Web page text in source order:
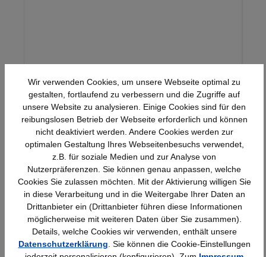
12,02 €*
Produktgalerie überspringen
Ähnliche Artikel
Wir verwenden Cookies, um unsere Webseite optimal zu
gestalten, fortlaufend zu verbessern und die Zugriffe auf
unsere Website zu analysieren. Einige Cookies sind für den
reibungslosen Betrieb der Webseite erforderlich und können
nicht deaktiviert werden. Andere Cookies werden zur
optimalen Gestaltung Ihres Webseitenbesuchs verwendet,
z.B. für soziale Medien und zur Analyse von
Nutzerpräferenzen. Sie können genau anpassen, welche
Cookies Sie zulassen möchten. Mit der Aktivierung willigen Sie
in diese Verarbeitung und in die Weitergabe Ihrer Daten an
Drittanbieter ein (Drittanbieter führen diese Informationen
möglicherweise mit weiteren Daten über Sie zusammen).
Details, welche Cookies wir verwenden, enthält unsere
Datenschutzerklärung . Sie können die Cookie-Einstellungen